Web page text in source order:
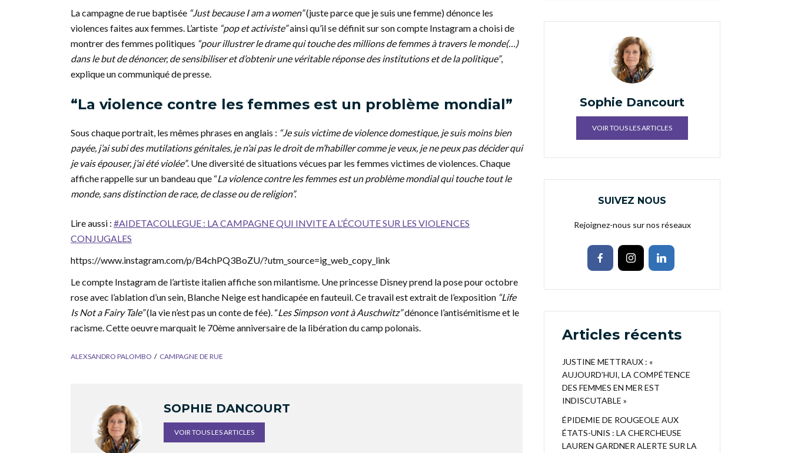
La campagne de rue baptisée “Just because I am a women”(juste parce que je suis une femme) dénonce les
violences faites aux femmes. L’artiste “pop et activiste”ainsi qu’il se définit sur son compte Instagram a choisi de
montrer des femmes politiques “pour illustrer le drame qui touche des millions de femmes à travers le monde(…)
dans le but de dénoncer, de sensibiliser et d’obtenir une véritable réponse des institutions et de la politique”,
explique un communiqué de presse.
“La violence contre les femmes est un problème mondial”
Sous chaque portrait, les mêmes phrases en anglais : “Je suis victime de violence domestique, je suis moins bien
payée, j’ai subi des mutilations génitales, je n’ai pas le droit de m’habiller comme je veux, je ne peux pas décider qui
je vais épouser, j’ai été violée”. Une diversité de situations vécues par les femmes victimes de violences. Chaque
affiche rappelle sur un bandeau que “La violence contre les femmes est un problème mondial qui touche tout le
monde, sans distinction de race, de classe ou de religion”.
Lire aussi : #AIDETACOLLEGUE : LA CAMPAGNE QUI INVITE A L’ÉCOUTE SUR LES VIOLENCES
CONJUGALES
https://www.instagram.com/p/B4chPQ3BoZU/?utm_source=ig_web_copy_link
Le compte Instagram de l’artiste italien affiche son milantisme. Une princesse Disney prend la pose pour octobre
rose avec l’ablation d’un sein, Blanche Neige est handicapée en fauteuil. Ce travail est extrait de l’exposition “Life
Is Not a Fairy Tale”(la vie n’est pas un conte de fée). “Les Simpson vont à Auschwitz”dénonce l’antisémitisme et le
racisme. Cette oeuvre marquait le 70ème anniversaire de la libération du camp polonais.
ALEXSANDRO PALOMBO CAMPAGNE DE RUE
SOPHIE DANCOURT
VOIR TOUS LES ARTICLES
Sophie Dancourt
VOIR TOUS LES ARTICLES
SUIVEZ NOUS
Rejoignez-nous sur nos réseaux
Articles récents
JUSTINE METTRAUX : «
AUJOURD’HUI, LA COMPÉTENCE
DES FEMMES EN MER EST
INDISCUTABLE »
ÉPIDEMIE DE ROUGEOLE AUX
ÉTATS-UNIS : LA CHERCHEUSE
LAUREN GARDNER ALERTE SUR LA